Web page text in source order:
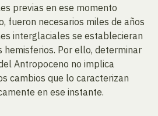
previas en ese momento
fueron necesarios miles de años
interglaciales se establecieran
Por ello, determinar
Antropoceno no implica
cambios que lo caracterizan
en ese instante.